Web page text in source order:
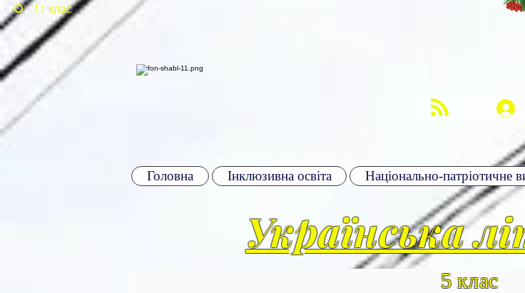
11 клас
Українська
5 клас
Головна Інклюзивна освіта Національно-патріотичне